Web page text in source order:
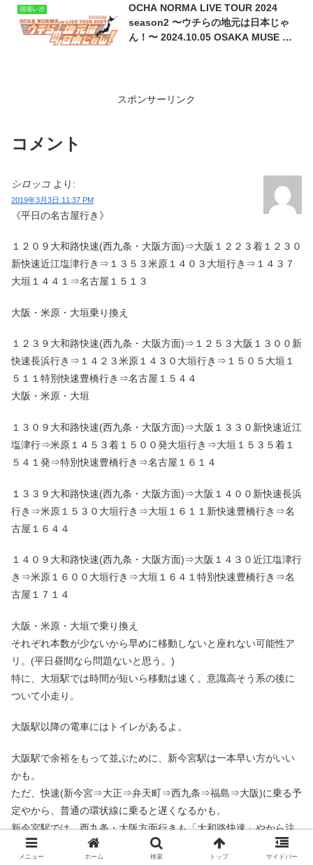
現場レポ
OCHA NORMA LIVE TOUR 2024
season2 〜ウチらの地元は日本じゃ
ん！〜 2024.10.05 OSAKA MUSE 昼
スポンサーリンク
コメント
シロッコ より:
2019年3月3日 11:37 PM
《平日の名古屋行き》
１２０９大和路快速(西九条・大阪方面)⇒大阪１２２３着１２３０
新快速近江塩津行き⇒１３５３米原１４０３大垣行き⇒１４３７
大垣１４４１⇒名古屋１５１３
大阪・米原・大垣乗り換え
１２３９大和路快速(西九条・大阪方面)⇒１２５３大阪１３００新
快速長浜行き⇒１４２３米原１４３０大垣行き⇒１５０５大垣１
５１１特別快速豊橋行き⇒名古屋１５４４
大阪・米原・大垣
１３０９大和路快速(西九条・大阪方面)⇒大阪１３３０新快速近江
塩津行⇒米原１４５３着１５００発大垣行き⇒大垣１５３５着１
５４１発⇒特別快速豊橋行き⇒名古屋１６１４
１３３９大和路快速(西九条・大阪方面)⇒大阪１４００新快速長浜
行き⇒米原１５３０大垣行き⇒大垣１６１１新快速豊橋行き⇒名
古屋１６４４
１４０９大和路快速(西九条・大阪方面)⇒大阪１４３０近江塩津行
き⇒米原１６００大垣行き⇒大垣１６４１特別快速豊橋行き⇒名
古屋１７１４
大阪・米原・大垣で乗り換え
それぞれ本数が少ないから早めに移動しないと座れない可能性ア
リ。(平日昼間なら問題ないと思う。)
特に、大垣駅では時間が短いら移動は速く。意識高そう系の後に
ついて小走り。
大阪駅以降の電車にはトイレがあるよ。
大阪駅で余裕をもって並ぶために、新今宮駅は一本早い方がいい
かも。
ただ、快速(新今宮⇒大正⇒弁天町⇒西九条⇒福島⇒大阪)に乗る予
定やから、普通の環状線に乗ると遅くなるかも。
新今宮駅では、西九条・大阪方面行きも「大和路快速」やから注
意しいや。
メニュー ホーム 検索 トップ サイドバー